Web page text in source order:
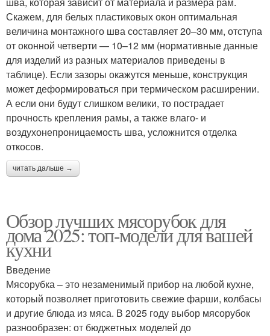
Скажем, для белых пластиковых окон оптимальная
величина монтажного шва составляет 20–30 мм, отступа
от оконной четверти — 10–12 мм (нормативные данные
для изделий из разных материалов приведены в
таблице). Если зазоры окажутся меньше, конструкция
может деформироваться при термическом расширении.
А если они будут слишком велики, то пострадает
прочность крепления рамы, а также влаго- и
воздухонепроницаемость шва, усложнится отделка
откосов.
читать дальше →
Обзор лучших мясорубок для
дома 2025: топ-модели для вашей
кухни
Введение
Мясорубка – это незаменимый прибор на любой кухне,
который позволяет приготовить свежие фарши, колбасы
и другие блюда из мяса. В 2025 году выбор мясорубок
разнообразен: от бюджетных моделей до